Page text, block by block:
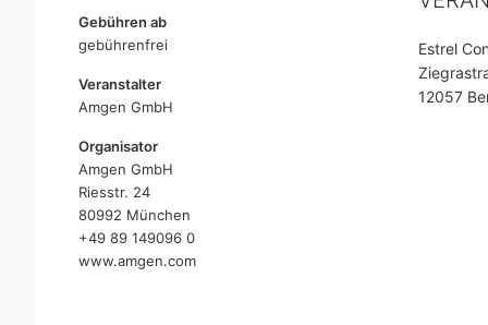
Gebühren ab
gebührenfrei
Veranstalter
Amgen GmbH
Organisator
Amgen GmbH
Riesstr. 24
80992 München
+49 89 149096 0
www.amgen.com
Estrel
12057